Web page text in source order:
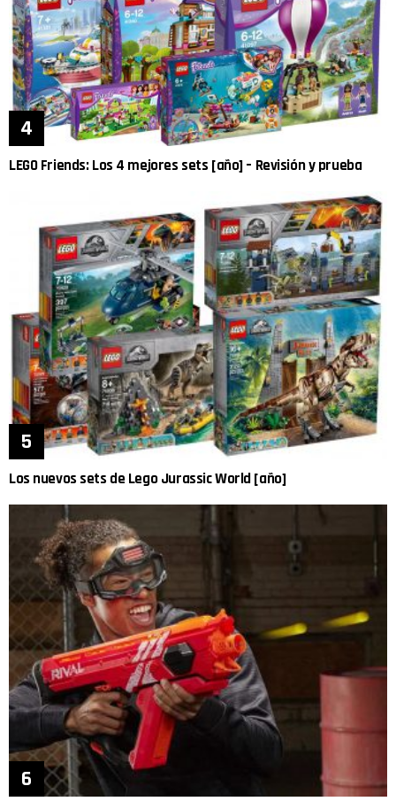
LEGO Friends: Los 4 mejores sets [año] – Revisión y prueba
Los nuevos sets de Lego Jurassic World [año]